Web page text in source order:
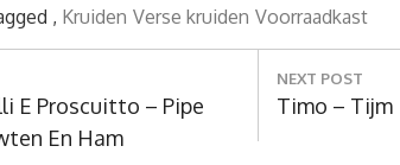
, Kruiden Verse kruiden Voorraadkast
E Proscuitto – Pipe
En Ham
NEXT POST
Next
Timo – Tijm